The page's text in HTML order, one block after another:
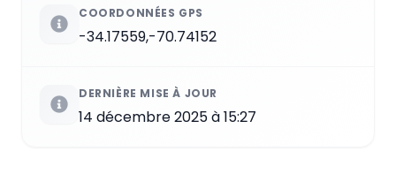
COORDONNÉES GPS
-34.17559,-70.74152
DERNIÈRE MISE À JOUR
14 décembre 2025 à 15:27